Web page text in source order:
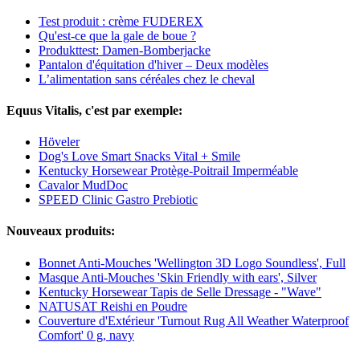
Test produit : crème FUDEREX
Qu'est-ce que la gale de boue ?
Produkttest: Damen-Bomberjacke
Pantalon d'équitation d'hiver – Deux modèles
L’alimentation sans céréales chez le cheval
Equus Vitalis, c'est par exemple:
Höveler
Dog's Love Smart Snacks Vital + Smile
Kentucky Horsewear Protège-Poitrail Imperméable
Cavalor MudDoc
SPEED Clinic Gastro Prebiotic
Nouveaux produits:
Bonnet Anti-Mouches 'Wellington 3D Logo Soundless', Full
Masque Anti-Mouches 'Skin Friendly with ears', Silver
Kentucky Horsewear Tapis de Selle Dressage - "Wave"
NATUSAT Reishi en Poudre
Couverture d'Extérieur 'Turnout Rug All Weather Waterproof
Comfort' 0 g, navy